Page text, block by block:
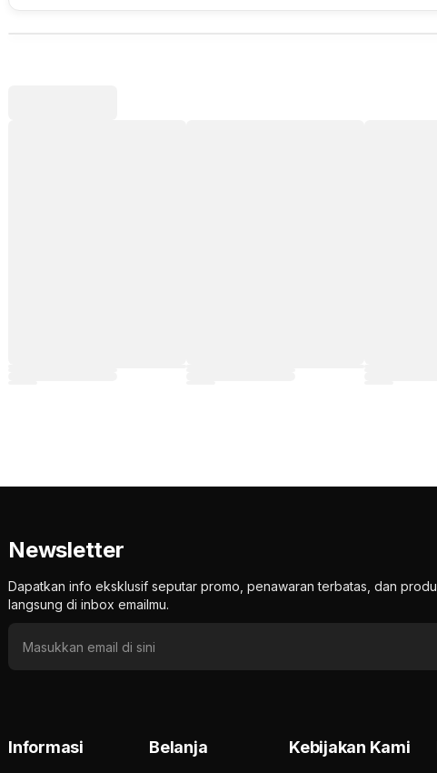
Newsletter
Dapatkan info eksklusif seputar promo, penawaran terbatas, dan
langsung di inbox emailmu.
Informasi Belanja Kebijakan Kami